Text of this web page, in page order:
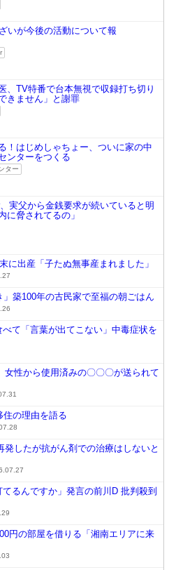
いが今後の活動について報
、TV特番で台本無視で収録打ち切り
きません」と謝罪
！はじめしゃちょー、ついに家の中
ンターをつくる
ター
実父から金銭要求が続いていると明
に脅されてるの」
に出産「子たぬ無事産まれました」
築100年の古民家で至福の朝ごはん
て「言葉が出てこない」中毒症状を
性から使用済みの〇〇〇が送られて
住の理由を語る
発したが抗がん剤での治療はしないと
るんですか」発言の前川D 批判殺到
円の部屋を借りる「湘南エリアに来